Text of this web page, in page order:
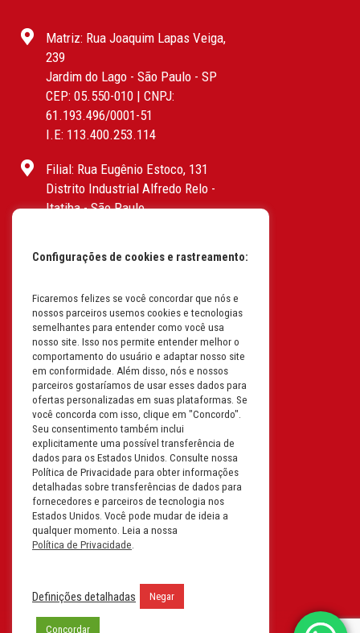
Matriz: Rua Joaquim Lapas Veiga,
239
Jardim do Lago - São Paulo - SP
CEP: 05.550-010 | CNPJ:
61.193.496/0001-51
I.E: 113.400.253.114
Filial: Rua Eugênio Estoco, 131
Distrito Industrial Alfredo Relo -
Itatiba - São Paulo
I.E: 382.096.357.1147
Filial: Av. Odila Chaves Rodrigues,
1277
Parque industrial RM - Condomínio
Therapark - Jundiaí - São Paulo
CEP: 13.213-087 | CNPJ:
61.193.496/0018-08
I.E: 407.642.800.114
Filial: Rua em Projeto G, 728 – Letra A
B C D
Tabuleiro do Martins – Maceió -
Alagoas
CEP. 57081-036 | CNPJ:
61.193.496/0014-76
Filial: Mavalerio, USA Inc.
11990 N Lakeridge Pkwy
Configurações de cookies e rastreamento:
Ficaremos felizes se você concordar que nós e
nossos parceiros usemos cookies e tecnologias
semelhantes para entender como você usa
nosso site. Isso nos permite entender melhor o
comportamento do usuário e adaptar nosso site
em conformidade. Além disso, nós e nossos
parceiros gostaríamos de usar esses dados para
ofertas personalizadas em suas plataformas. Se
você concorda com isso, clique em "Concordo".
Seu consentimento também inclui
explicitamente uma possível transferência de
dados para os Estados Unidos. Consulte nossa
Política de Privacidade para obter informações
detalhadas sobre transferências de dados para
fornecedores e parceiros de tecnologia nos
Estados Unidos. Você pode mudar de ideia a
qualquer momento. Leia a nossa
Política de Privacidade.
Definições detalhadas Negar
Concordar